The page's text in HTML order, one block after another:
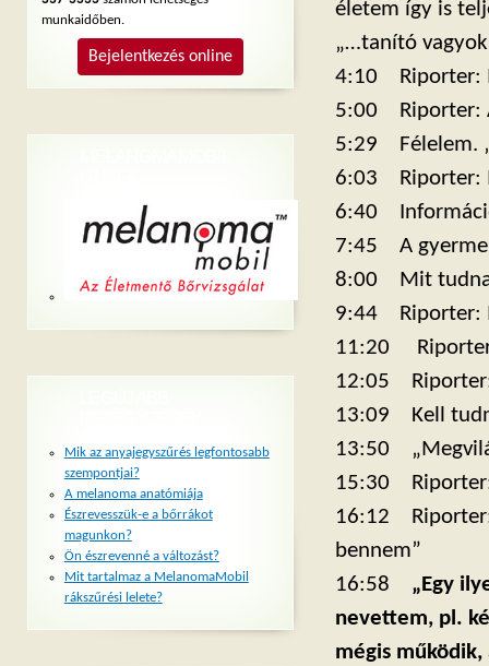
életem így is
„…tanító
4:10 Riporter:
5:00 Riporter:
5:29 Félelem.
6:03 Riporter:
6:40
7:45 A
8:00 Mit
9:44 Riporter:
11:20
12:05
13:09 Kell
13:50
15:30 Riporter:
16:12 Riporter:
bennem”
16:58 „Egy
nevettem, pl.
mégis
munkaidőben.
Bejelentkezés online
Mik az anyajegyszűrés legfontosabb
szempontjai?
A melanoma anatómiája
Észrevesszük-e a bőrrákot
magunkon?
Ön észrevenné a változást?
Mit tartalmaz a MelanomaMobil
rákszűrési lelete?